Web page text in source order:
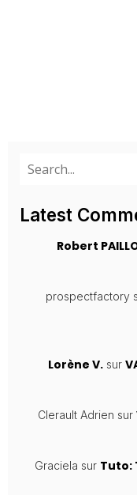
Latest
Robert
prospectfactory
Lorène V. sur
Clerault Adrien sur
Graciela sur Tuto: